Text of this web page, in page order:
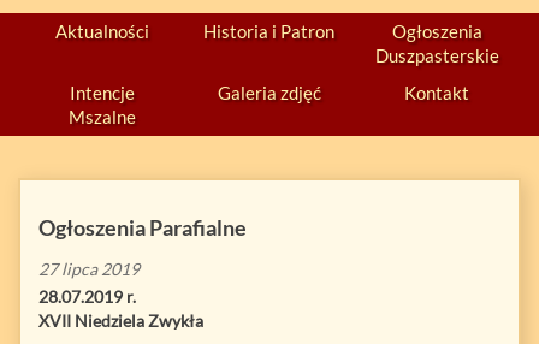
Aktualności Historia i Patron
Ogłoszenia
Duszpasterskie
Intencje
Mszalne
Galeria zdjęć Kontakt
Ogłoszenia Parafialne
27 lipca 2019
28.07.2019 r.
XVII Niedziela Zwykła